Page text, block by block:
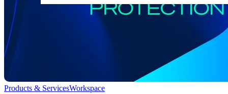
Products & ServicesWorkspace